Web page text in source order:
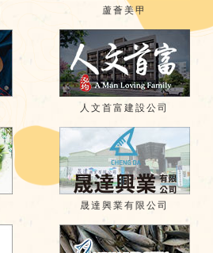
蘆薈美甲
人文首富建設公司
晟達興業有限公司